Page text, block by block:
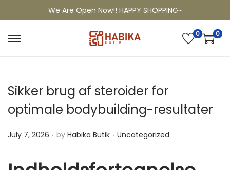
We Are Open Now!! HAPPY SHOPPING~
0 0
Sikker brug af steroider for
optimale bodybuilding-resultater
P
s
July 7, 2026 . by Habika Butik . P
s
Uncategorized